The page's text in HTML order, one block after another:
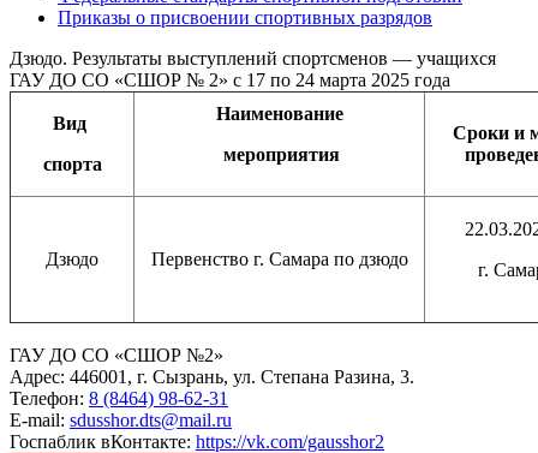
Приказы о присвоении спортивных разрядов
Дзюдо. Результаты выступлений спортсменов — учащихся
ГАУ ДО СО «СШОР № 2» с 17 по 24 марта 2025 года
Вид
спорта
Наименование
мероприятия
Сроки и
Дзюдо Первенство г. Самара по дзюдо
г.
ГАУ ДО СО «СШОР №2»
Адрес: 446001, г. Сызрань, ул. Степана Разина, 3.
Телефон: 8 (8464) 98-62-31
E-mail: sdusshor.dts@mail.ru
Госпаблик вКонтакте: https://vk.com/gausshor2